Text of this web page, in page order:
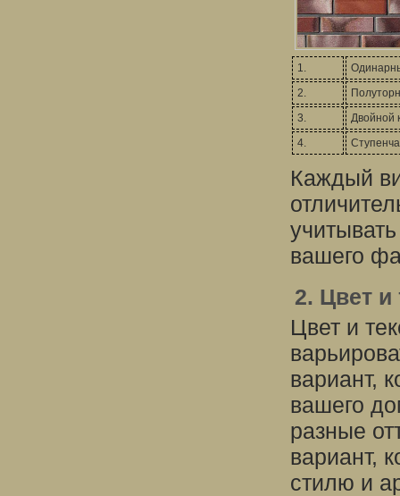
1.
2.
3.
Двойной
4.
Каждый
вашего
2. Цвет и
Цвет и
вариант,
вашего
разные
вариант,
стилю и